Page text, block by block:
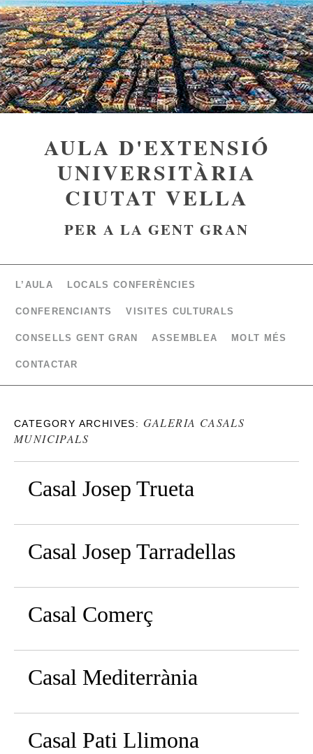
AULA D'EXTENSIÓ
UNIVERSITÀRIA
CIUTAT VELLA
PER A LA GENT GRAN
L’AULA LOCALS CONFERÈNCIES
CONFERENCIANTS VISITES CULTURALS
CONSELLS GENT GRAN ASSEMBLEA MOLT MÉS
CONTACTAR
CATEGORY ARCHIVES: GALERIA CASALS
MUNICIPALS
Casal Josep Trueta
Casal Josep Tarradellas
Casal Comerç
Casal Mediterrània
Casal Pati Llimona